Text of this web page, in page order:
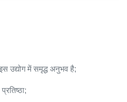
उद्योग में समृद्ध अनुभव है;